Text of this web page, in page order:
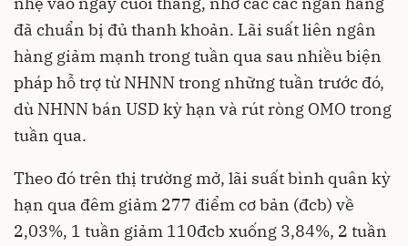
đã chuẩn bị đủ thanh khoản. Lãi suất liên ngân
hàng giảm mạnh trong tuần qua sau nhiều biện
pháp hỗ trợ từ NHNN trong những tuần trước đó,
dù NHNN bán USD kỳ hạn và rút ròng OMO trong
tuần qua.
Theo đó trên thị trường mở, lãi suất bình quân kỳ
hạn qua đêm giảm 277 điểm cơ bản (đcb) về
2,03%, 1 tuần giảm 110đcb xuống 3,84%, 2 tuần